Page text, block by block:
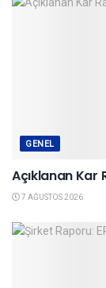
GENEL
Açıklanan Kar
7 AĞUSTOS 2026